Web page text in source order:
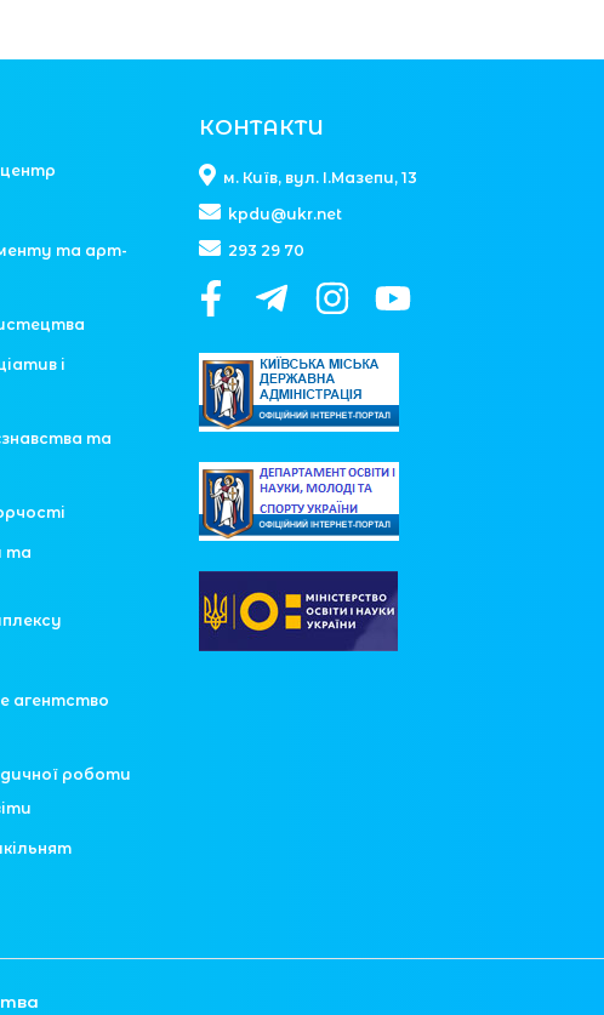
центр
та арт-
і
та
та
агентство
роботи
КОНТАКТИ
м. Київ, вул. І.Мазепи, 13
kpdu@ukr.net
293 29 70